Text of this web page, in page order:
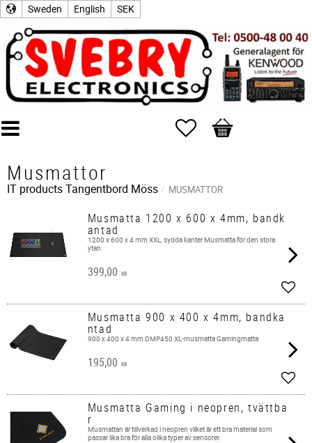
Sweden English SEK
Favorites
Basket
Musmattor
IT productsTangentbord Möss MUSMATTOR
Musmatta 1200 x 600 x 4mm, bandk
antad
1200 x 600 x 4 mm XXL, sydda kanter Musmatta för den stora
ytan.
399,00 KR
Add
Musmatta 900 x 400 x 4mm, bandka
ntad
900 x 400 x 4 mm DMP450 XL-musmatta Gamingmatta
195,00 KR
Add
Musmatta Gaming i neopren, tvättba
r
Musmattan är tillverkad i neopren vilket är ett bra material som
passar lika bra för alla olika typer av sensorer